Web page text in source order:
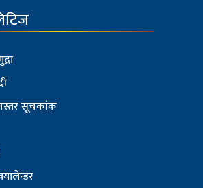
सूचकांक